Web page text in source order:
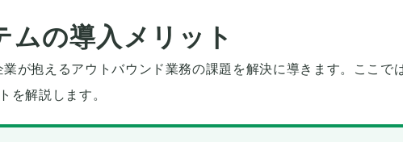
ムの導入メリット
が抱えるアウトバウンド業務の課題を解決に導きます。ここでは
を解説します。